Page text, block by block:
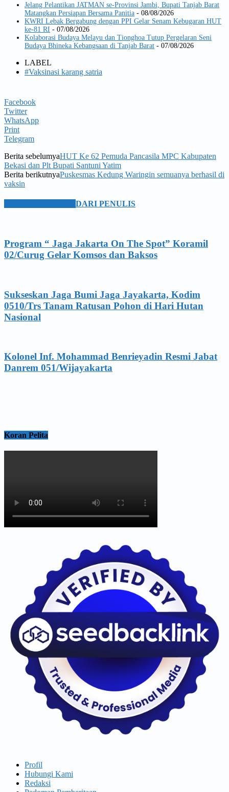
Jelang Pelantikan JATMAN se-Provinsi Jambi, Bupati Tanjab Barat
Matangkan Persiapan Bersama Panitia - 08/08/2026
KWRI Lebak Bergabung dengan PPI Gelar Senam Kebugaran HUT
ke-81 RI - 07/08/2026
Kolaborasi Budaya Melayu dan Tionghoa Tutup Pergelaran Seni
Budaya Bhineka Kebangsaan di Tanjab Barat - 07/08/2026
LABEL
#Vaksinasi karang satria
Facebook
Twitter
WhatsApp
Print
Telegram
Berita sebelumyaHUT Ke 62 Pemuda Pancasila MPC Kabupaten
Bekasi dan Plt Bupati Santuni Yatim
Berita berikutnyaPuskesmas Kedung Waringin semuanya berhasil di
vaksin
DARI PENULIS
Program “ Jaga Jakarta On The Spot” Koramil
02/Curug Gelar Komsos dan Baksos
Sukseskan Jaga Bumi Jaga Jayakarta, Kodim
0510/Trs Tanam Ratusan Pohon di Hari Hutan
Nasional
Kolonel Inf. Mohammad Benrieyadin Resmi Jabat
Danrem 051/Wijayakarta
Koran Pelita
Profil
Hubungi Kami
Redaksi